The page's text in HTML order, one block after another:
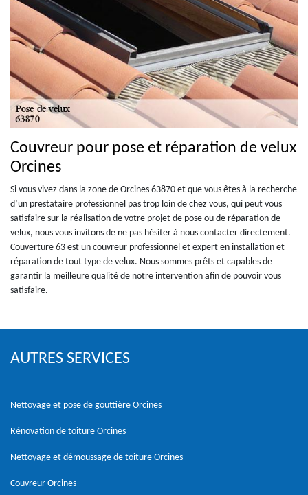
Couvreur pour pose et réparation de velux
Orcines
Si vous vivez dans la zone de Orcines 63870 et que vous êtes à la recherche
d’un prestataire professionnel pas trop loin de chez vous, qui peut vous
satisfaire sur la réalisation de votre projet de pose ou de réparation de
velux, nous vous invitons de ne pas hésiter à nous contacter directement.
Couverture 63 est un couvreur professionnel et expert en installation et
réparation de tout type de velux. Nous sommes prêts et capables de
garantir la meilleure qualité de notre intervention afin de pouvoir vous
satisfaire.
AUTRES SERVICES
Nettoyage et pose de gouttière Orcines
Rénovation de toiture Orcines
Nettoyage et démoussage de toiture Orcines
Couvreur Orcines